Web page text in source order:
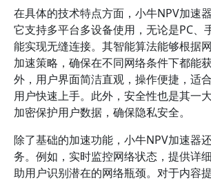
在具体的技术特点方面，小牛NPV加速
它支持多平台多设备使用，无论是PC、
能实现无缝连接。其智能算法能够根据
加速策略，确保在不同网络条件下都能
外，用户界面简洁直观，操作便捷，适
用户快速上手。此外，安全性也是其一
加密保护用户数据，确保隐私安全。
除了基础的加速功能，小牛NPV加速器
务。例如，实时监控网络状态，提供详
助用户识别潜在的网络瓶颈。对于内容